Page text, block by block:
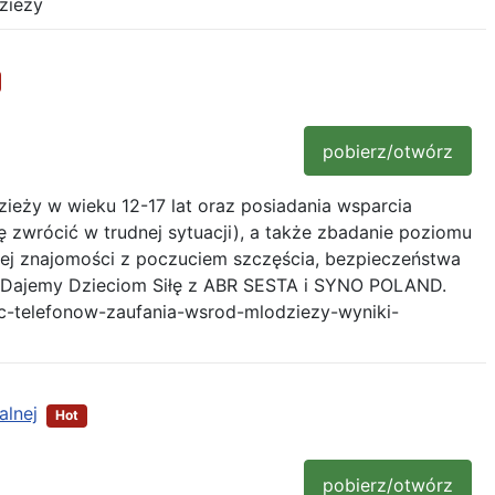
pobierz/otwórz
w wieku 12-17 lat oraz posiadania wsparcia
zwrócić w trudnej sytuacji), a także zbadanie poziomu
znajomości z poczuciem szczęścia, bezpieczeństwa
Dzieciom Siłę z ABR SESTA i SYNO POLAND.
telefonow-zaufania-wsrod-mlodziezy-wyniki-
Hot
pobierz/otwórz